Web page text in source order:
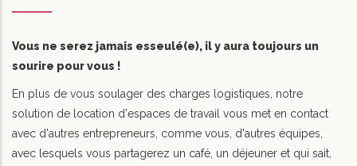
Vous ne serez jamais esseulé(e), il y aura toujours un
sourire pour vous !
En plus de vous soulager des charges logistiques, notre
solution de location d'espaces de travail vous met en contact
avec d'autres entrepreneurs, comme vous, d'autres équipes,
avec lesquels vous partagerez un café, un déjeuner et qui sait,